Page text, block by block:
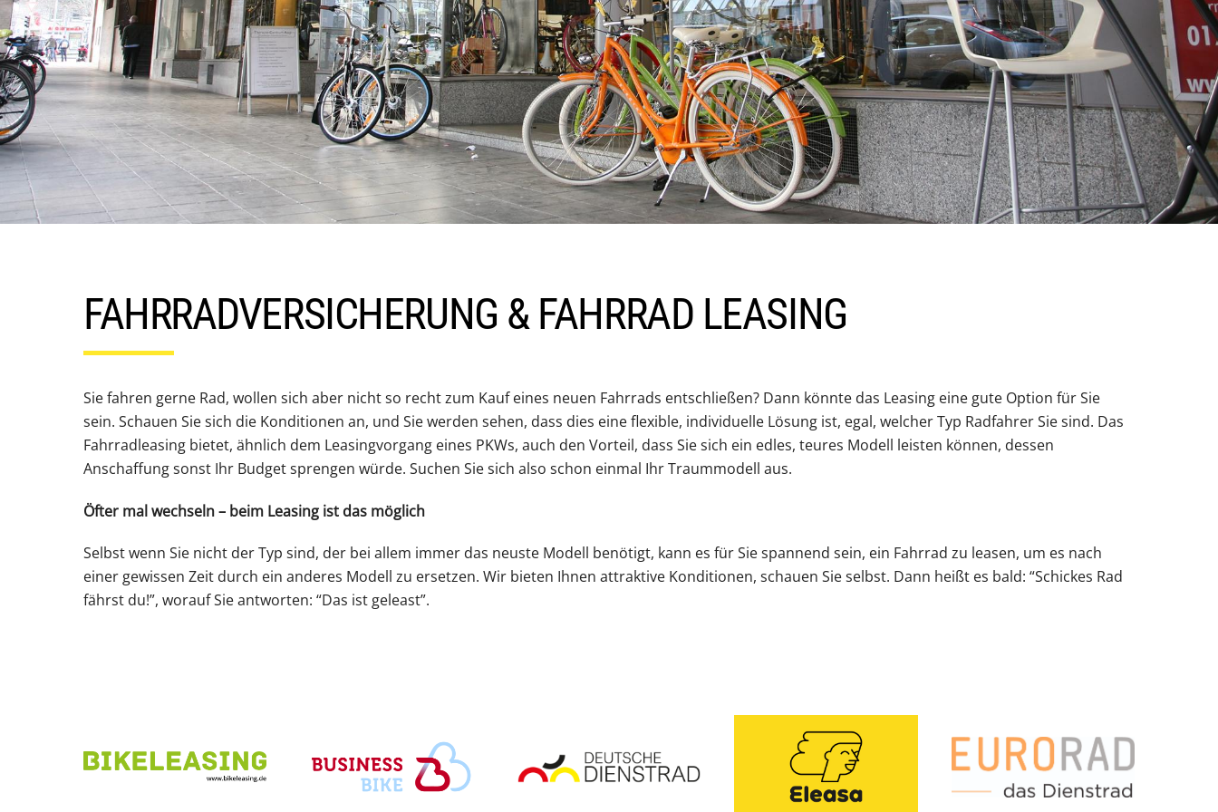
FAHRRADVERSICHERUNG & FAHRRAD LEASING
Sie fahren gerne Rad, wollen sich aber nicht so recht zum Kauf eines neuen Fahrrads entschließen? Dann könnte das Leasing eine gute Option für Sie
sein. Schauen Sie sich die Konditionen an, und Sie werden sehen, dass dies eine flexible, individuelle Lösung ist, egal, welcher Typ Radfahrer Sie sind. Das
Fahrradleasing bietet, ähnlich dem Leasingvorgang eines PKWs, auch den Vorteil, dass Sie sich ein edles, teures Modell leisten können, dessen
Anschaffung sonst Ihr Budget sprengen würde. Suchen Sie sich also schon einmal Ihr Traummodell aus.
Öfter mal wechseln – beim Leasing ist das möglich
Selbst wenn Sie nicht der Typ sind, der bei allem immer das neuste Modell benötigt, kann es für Sie spannend sein, ein Fahrrad zu leasen, um es nach
einer gewissen Zeit durch ein anderes Modell zu ersetzen. Wir bieten Ihnen attraktive Konditionen, schauen Sie selbst. Dann heißt es bald: “Schickes Rad
fährst du!”, worauf Sie antworten: “Das ist geleast”.